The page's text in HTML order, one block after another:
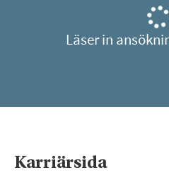
Läser in
Karriärsida